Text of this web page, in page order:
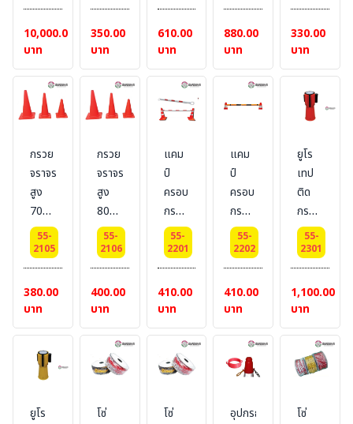
แตน
เลส
พร้อม
โซ่
แดง
10,000.00
บาท
แถบ
สะท้อน
แสง
350.00
บาท
แถบ
สะท้อน
แสง
610.00
บาท
แถบ
สะท้อน
แสง
880.00
บาท
คาด
แถบ
สะท้อน
แสง
330.00
บาท
กรวย
จราจร
สูง
70
ซม.ไม่
คาด
แถบ
สะท้อน
แสง
55-
2105
380.00
บาท
กรวย
จราจร
สูง
80
ซม.ไม่
คาด
แถบ
สะท้อน
แสง
55-
2106
400.00
บาท
แคม
ป์
ครอบ
กรวย
(ยาว
1.15-
2.00
m)
พร้อม
แถบ
สะท้อน
แสง
แดง
55-
2201
410.00
บาท
แคม
ป์
ครอบ
กรวย
(ยาว
1.15-
2.00
m)
พร้อม
แถบ
สะท้อน
แสง
สี :
ดำ
55-
2202
410.00
บาท
ยูโร
เทป
ติด
กรวย
ยืดหด
ได้ สี
ขาว-
แดง
แบบ
ยืด-
หดได้
ยาว
3
55-
2301
1,100.00
บาท
ยูโร
โซ่
โซ่
อุปกรณ์
โซ่